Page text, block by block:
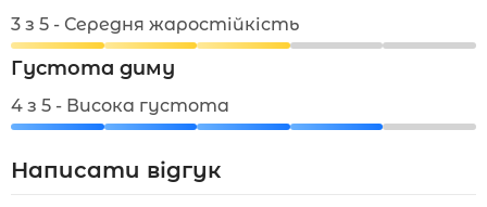
3 з 5 - Середня жаростійкість
Густота диму
4 з 5 - Висока густота
Написати відгук